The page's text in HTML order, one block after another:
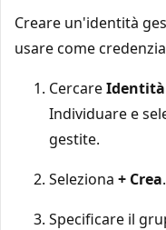
Creare un'identità
usare come
Cercare
Individuare e
gestite.
Seleziona + Crea.
Specificare il